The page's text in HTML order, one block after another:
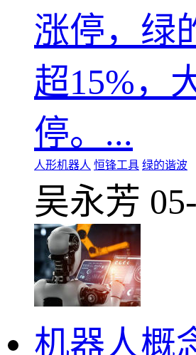
涨停，绿
超15%，
停。...
人形机器人 恒锋工具 绿的谐波
吴永芳
机器人概